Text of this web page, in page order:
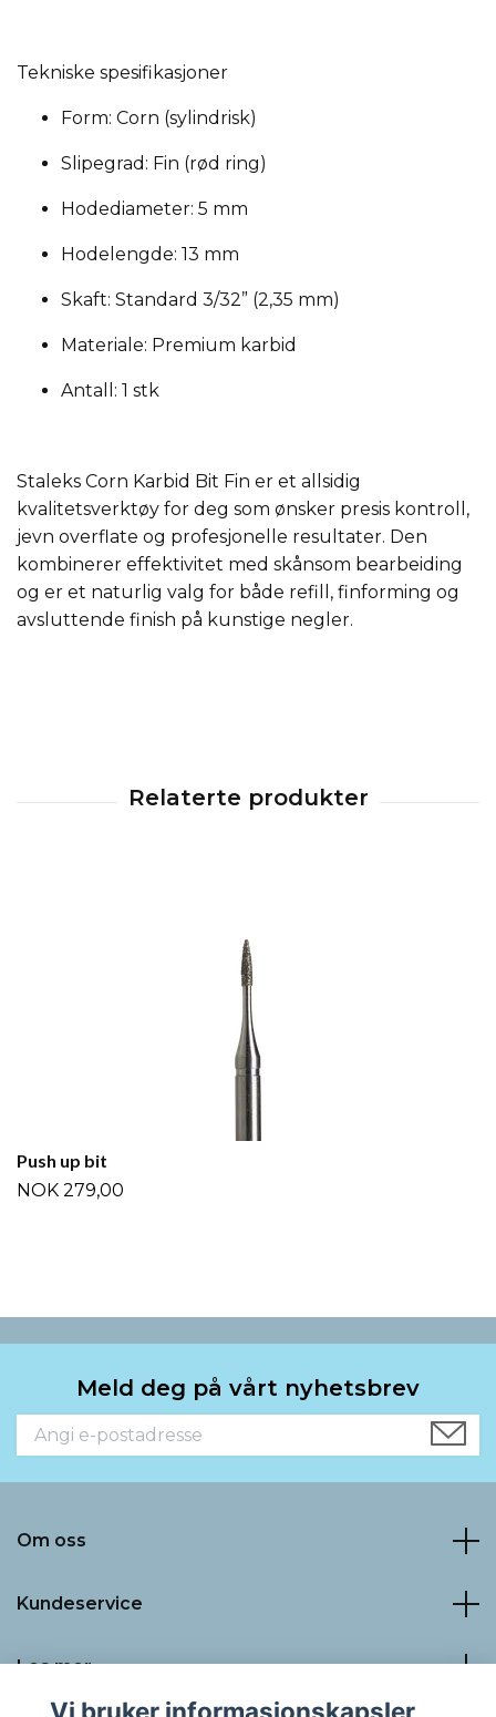
Tekniske spesifikasjoner
Form: Corn (sylindrisk)
Slipegrad: Fin (rød ring)
Hodediameter: 5 mm
Hodelengde: 13 mm
Skaft: Standard 3/32” (2,35 mm)
Materiale: Premium karbid
Antall: 1 stk
Staleks Corn Karbid Bit Fin er et allsidig
kvalitetsverktøy for deg som ønsker presis kontroll,
jevn overflate og profesjonelle resultater. Den
kombinerer effektivitet med skånsom bearbeiding
og er et naturlig valg for både refill, finforming og
avsluttende finish på kunstige negler.
Push up bit
NOK 279,00
Meld deg på vårt nyhetsbrev
Om oss
Kundeservice
Les mer